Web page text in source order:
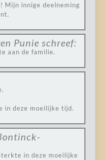
Mijn innige deelneming
Punie schreef:
aan de familie.
in deze moeilijke tijd.
in deze moeilijke